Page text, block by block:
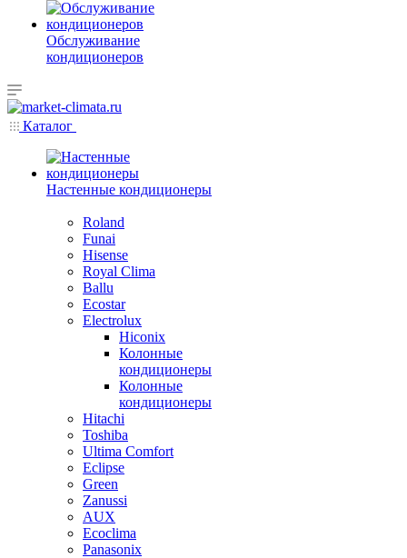
Обслуживание
кондиционеров
Каталог
Настенные кондиционеры
Roland
Funai
Hisense
Royal Clima
Ballu
Ecostar
Electrolux
Hiconix
Колонные
кондиционеры
Колонные
кондиционеры
Hitachi
Toshiba
Ultima Comfort
Eclipse
Green
Zanussi
AUX
Ecoclima
Panasonix